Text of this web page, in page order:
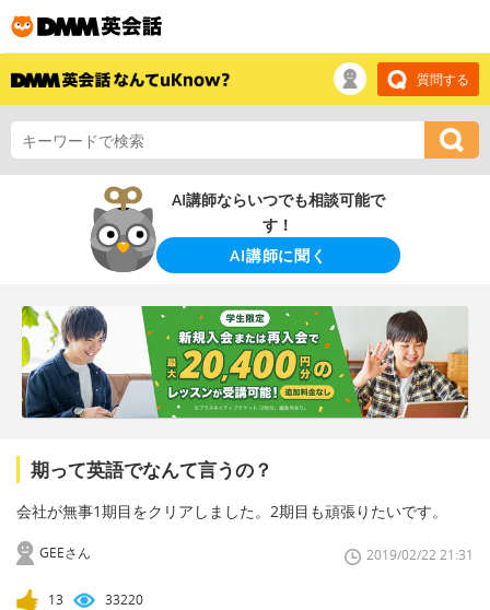
質問する
AI講師ならいつでも相談可能で
す！
AI講師に聞く
期って英語でなんて言うの？
会社が無事1期目をクリアしました。2期目も頑張りたいです。
GEEさん 2019/02/22 21:31
13 33220